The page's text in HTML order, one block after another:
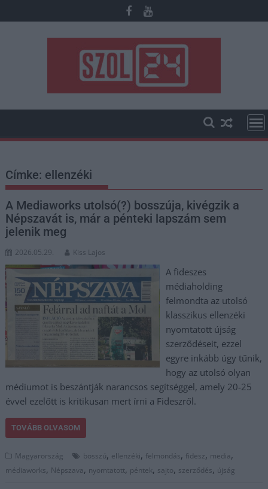
to
Címke: ellenzéki
A Mediaworks utolsó(?) bosszúja, kivégzik a
Népszavát is, már a pénteki lapszám sem
jelenik meg
2026.05.29. Kiss Lajos
A fideszes
médiaholding
felmondta az utolsó
klasszikus ellenzéki
nyomtatott újság
szerződéseit, ezzel
egyre inkább úgy tűnik,
hogy az utolsó olyan
médiumot is beszántják narancsos segítséggel, amely 20-25
évvel ezelőtt is kritikusan mert írni a Fideszről.
TOVÁBB OLVASOM
Magyarország bosszú, ellenzéki, felmondás, fidesz, media,
médiaworks, Népszava, nyomtatott, péntek, sajto, szerződés, újság